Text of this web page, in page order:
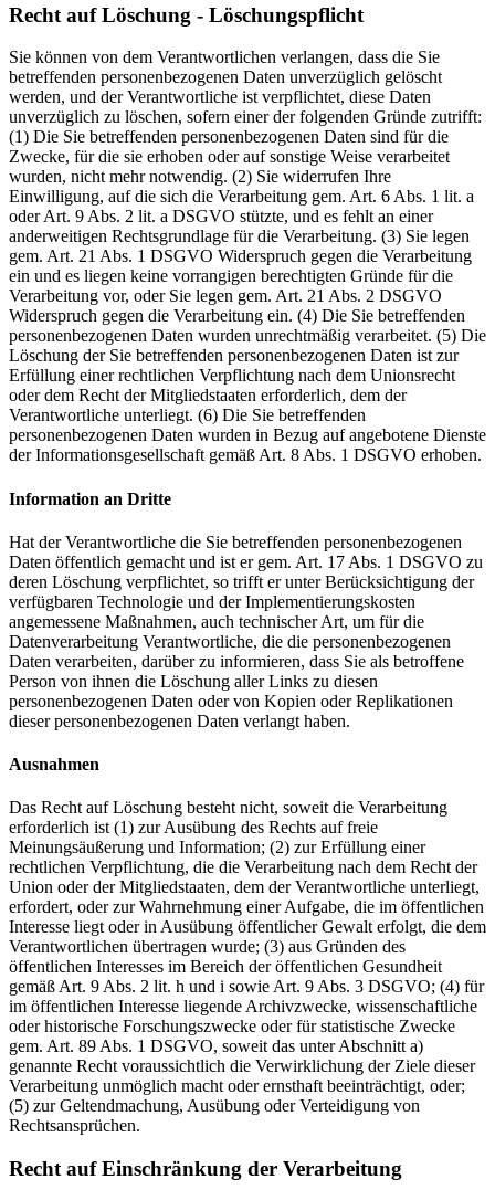
Recht auf Löschung - Löschungspflicht
Sie können von dem Verantwortlichen verlangen, dass die Sie
betreffenden personenbezogenen Daten unverzüglich gelöscht
werden, und der Verantwortliche ist verpflichtet, diese Daten
unverzüglich zu löschen, sofern einer der folgenden Gründe zutrifft:
(1) Die Sie betreffenden personenbezogenen Daten sind für die
Zwecke, für die sie erhoben oder auf sonstige Weise verarbeitet
wurden, nicht mehr notwendig. (2) Sie widerrufen Ihre
Einwilligung, auf die sich die Verarbeitung gem. Art. 6 Abs. 1 lit. a
oder Art. 9 Abs. 2 lit. a DSGVO stützte, und es fehlt an einer
anderweitigen Rechtsgrundlage für die Verarbeitung. (3) Sie legen
gem. Art. 21 Abs. 1 DSGVO Widerspruch gegen die Verarbeitung
ein und es liegen keine vorrangigen berechtigten Gründe für die
Verarbeitung vor, oder Sie legen gem. Art. 21 Abs. 2 DSGVO
Widerspruch gegen die Verarbeitung ein. (4) Die Sie betreffenden
personenbezogenen Daten wurden unrechtmäßig verarbeitet. (5) Die
Löschung der Sie betreffenden personenbezogenen Daten ist zur
Erfüllung einer rechtlichen Verpflichtung nach dem Unionsrecht
oder dem Recht der Mitgliedstaaten erforderlich, dem der
Verantwortliche unterliegt. (6) Die Sie betreffenden
personenbezogenen Daten wurden in Bezug auf angebotene Dienste
der Informationsgesellschaft gemäß Art. 8 Abs. 1 DSGVO erhoben.
Information an Dritte
Hat der Verantwortliche die Sie betreffenden personenbezogenen
Daten öffentlich gemacht und ist er gem. Art. 17 Abs. 1 DSGVO zu
deren Löschung verpflichtet, so trifft er unter Berücksichtigung der
verfügbaren Technologie und der Implementierungskosten
angemessene Maßnahmen, auch technischer Art, um für die
Datenverarbeitung Verantwortliche, die die personenbezogenen
Daten verarbeiten, darüber zu informieren, dass Sie als betroffene
Person von ihnen die Löschung aller Links zu diesen
personenbezogenen Daten oder von Kopien oder Replikationen
dieser personenbezogenen Daten verlangt haben.
Ausnahmen
Das Recht auf Löschung besteht nicht, soweit die Verarbeitung
erforderlich ist (1) zur Ausübung des Rechts auf freie
Meinungsäußerung und Information; (2) zur Erfüllung einer
rechtlichen Verpflichtung, die die Verarbeitung nach dem Recht der
Union oder der Mitgliedstaaten, dem der Verantwortliche unterliegt,
erfordert, oder zur Wahrnehmung einer Aufgabe, die im öffentlichen
Interesse liegt oder in Ausübung öffentlicher Gewalt erfolgt, die dem
Verantwortlichen übertragen wurde; (3) aus Gründen des
öffentlichen Interesses im Bereich der öffentlichen Gesundheit
gemäß Art. 9 Abs. 2 lit. h und i sowie Art. 9 Abs. 3 DSGVO; (4) für
im öffentlichen Interesse liegende Archivzwecke, wissenschaftliche
oder historische Forschungszwecke oder für statistische Zwecke
gem. Art. 89 Abs. 1 DSGVO, soweit das unter Abschnitt a)
genannte Recht voraussichtlich die Verwirklichung der Ziele dieser
Verarbeitung unmöglich macht oder ernsthaft beeinträchtigt, oder;
(5) zur Geltendmachung, Ausübung oder Verteidigung von
Rechtsansprüchen.
Recht auf Einschränkung der Verarbeitung